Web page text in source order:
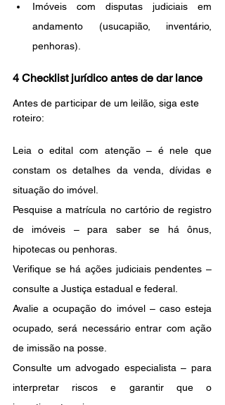
Imóveis com disputas judiciais em
andamento (usucapião, inventário,
penhoras).
4 Checklist jurídico antes de dar lance
Antes de participar de um leilão, siga este
roteiro:
Leia o edital com atenção – é nele que
constam os detalhes da venda, dívidas e
situação do imóvel.
Pesquise a matrícula no cartório de registro
de imóveis – para saber se há ônus,
hipotecas ou penhoras.
Verifique se há ações judiciais pendentes –
consulte a Justiça estadual e federal.
Avalie a ocupação do imóvel – caso esteja
ocupado, será necessário entrar com ação
de imissão na posse.
Consulte um advogado especialista – para
interpretar riscos e garantir que o